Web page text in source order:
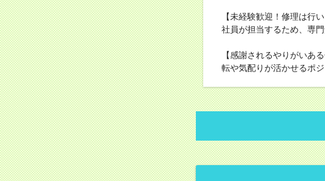
【未経験歓迎！修理は行
社員が担当するため、専
【感謝されるやりがいあ
転や気配りが活かせるポジ